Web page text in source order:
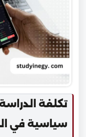
تكلفة
سياسية في